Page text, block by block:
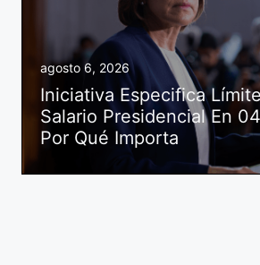
agosto 6, 2026
Iniciativa Especifica
Salario Presidencial En
Por Qué Importa